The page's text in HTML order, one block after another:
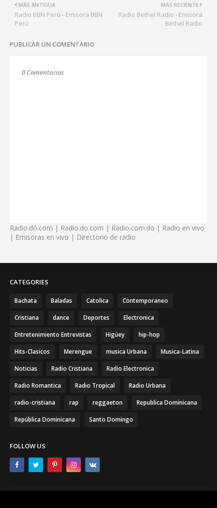
MÁS RECIENTE
Radio Bethel Radio - Emisora
Bethel Radio
MÁS ANTIGUA
Radio BBN Perú - Emisora BBN
Perú
PUBLICAR UN COMENTARIO
0 Comentarios
Radio.dó.com | Radio.do.com | Radio.com.do | Radio en vivo
| Emisoras en vivo | Directorio de radio
CATEGORIES
Bachata Baladas Catolica Contemporaneo
Cristiana dance Deportes Electronica
Entretenimiento Entrevistas Higüey hip-hop
Hits-Clasicos Merengue musica Urbana Musica-Latina
Noticias Radio Cristiana Radio Electronica
Radio Romantica Radio Tropical Radio Urbana
radio-cristiana rap reggaeton Republica Dominicana
República Dominicana Santo Domingo
FOLLOW US